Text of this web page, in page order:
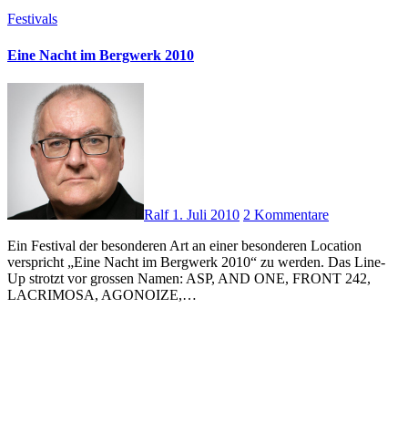
Festivals
Eine Nacht im Bergwerk 2010
Ralf 1. Juli 2010 2 Kommentare
Ein Festival der besonderen Art an einer besonderen Location
verspricht „Eine Nacht im Bergwerk 2010“ zu werden. Das Line-
Up strotzt vor grossen Namen: ASP, AND ONE, FRONT 242,
LACRIMOSA, AGONOIZE,…